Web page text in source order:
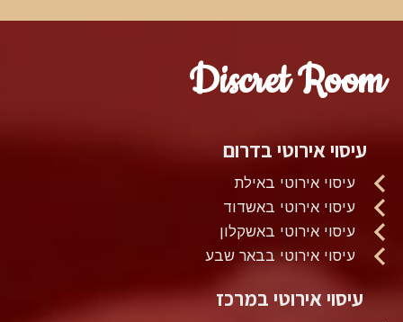
Discret Room
עיסוי אירוטי בדרום
עיסוי אירוטי באילת
עיסוי אירוטי באשדוד
עיסוי אירוטי באשקלון
עיסוי אירוטי בבאר שבע
עיסוי אירוטי במרכז